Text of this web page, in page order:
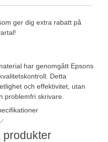
har genomgått Epsons
Detta
och effektivitet, utan
problemfri skrivare.
ger dig extra rabatt på
produkter